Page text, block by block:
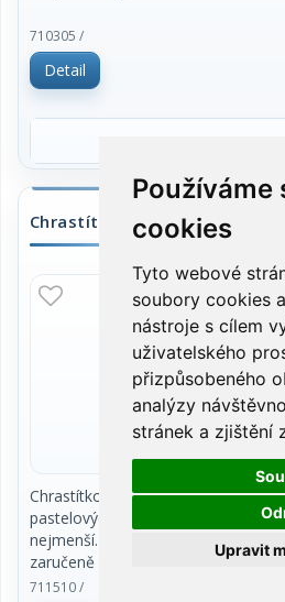
Používáme
cookies
Tyto webové
soubory cookies
nástroje s cílem
uživatelského
přizpůsobeného
analýzy
stránek a zjištění
Upravit
710305 /
Detail
Chrastítko včela
Chrastítko ve tvaru včelky v
pastelových barvách je určeno pro
nejmenší. S tímto praktickým
zaručeně vyhraje a navíc si rozvine
motorické a znakové schopnosti.
711510 /